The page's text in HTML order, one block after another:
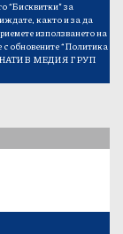
“Бисквитки” за
както и за да
използването на
обновените“Политика
МЕДИЯ ГРУП